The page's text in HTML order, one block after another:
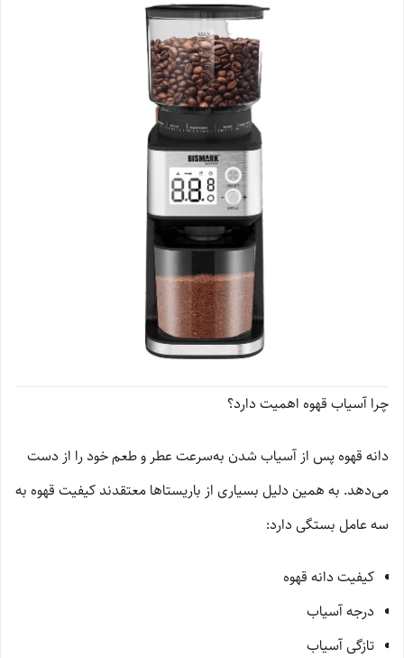
چرا آسیاب قهوه اهمیت دارد؟
دانه قهوه پس از آسیاب شدن به‌سرعت عطر و طعم خود را از دست
می‌دهد. به همین دلیل بسیاری از باریستاها معتقدند کیفیت قهوه به
سه عامل بستگی دارد:
کیفیت دانه قهوه
درجه آسیاب
تازگی آسیاب